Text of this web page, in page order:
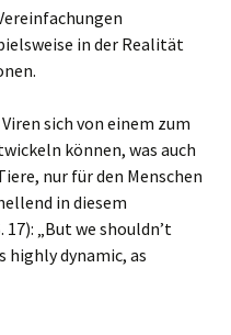
in der Realität
sich von einem zum
können, was auch
nur für den Menschen
in diesem
„But we shouldn’t
highly dynamic, as